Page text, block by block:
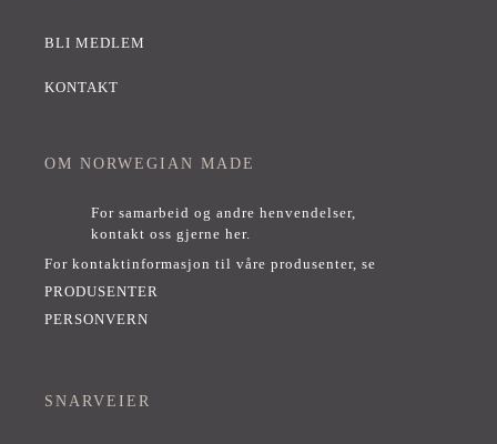
BLI MEDLEM
KONTAKT
OM NORWEGIAN MADE
For samarbeid og andre henvendelser,
kontakt oss gjerne her.
For kontaktinformasjon til våre produsenter, se
PRODUSENTER
PERSONVERN
SNARVEIER